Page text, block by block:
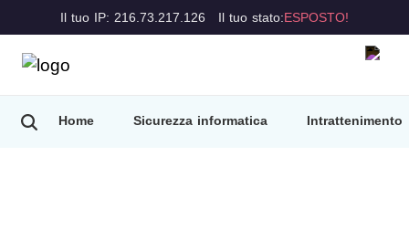
Il tuo IP: 216.73.217.126 Il tuo stato:ESPOSTO!
Home Sicurezza informatica Intrattenimento